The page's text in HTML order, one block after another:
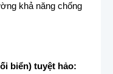
khả năng chống
biển) tuyệt hảo: